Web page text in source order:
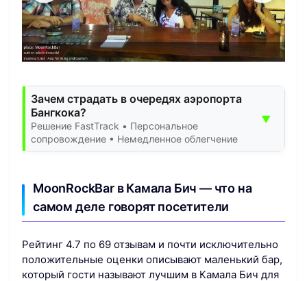
Зачем страдать в очередях аэропорта
Бангкока?
Решение FastTrack • Персональное
сопровождение • Немедленное облегчение
▼
MoonRockBar в Камала Бич — что на
самом деле говорят посетители
Рейтинг 4.7 по 69 отзывам и почти исключительно
положительные оценки описывают маленький бар,
который гости называют лучшим в Камала Бич для